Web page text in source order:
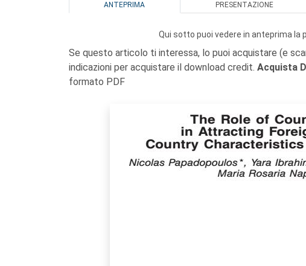
ANTEPRIMA PRESENTAZIONE
Qui sotto puoi vedere in anteprima la
Se questo articolo ti interessa, lo puoi acquistare (e
indicazioni per acquistare il download credit. Acquista
formato PDF